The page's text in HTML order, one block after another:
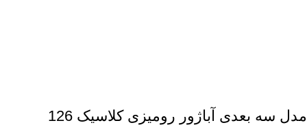
مدل سه بعدی آباژور رومیزی کلاسیک 126